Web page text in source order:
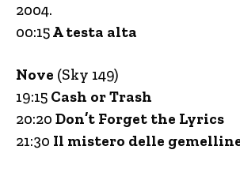
2004.
00:15A testa alta
Nove (Sky 149)
19:15 Cash or Trash
20:20 Don’t Forget the Lyrics
21:30 Il mistero delle